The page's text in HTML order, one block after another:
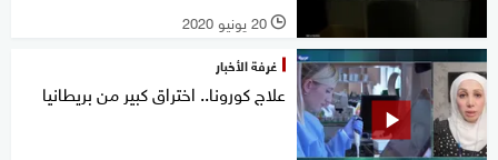
l 20 يونيو 2020
غرفة الأخبار
علاج كورونا.. اختراق كبير من بريطانيا